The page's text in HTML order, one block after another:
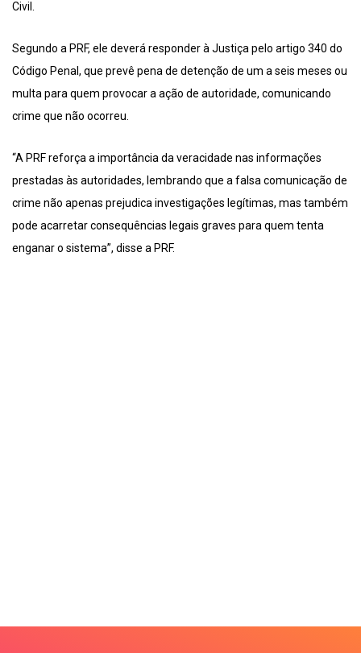
Civil.
Segundo a PRF, ele deverá responder à Justiça pelo artigo 340 do
Código Penal, que prevê pena de detenção de um a seis meses ou
multa para quem provocar a ação de autoridade, comunicando
crime que não ocorreu.
“A PRF reforça a importância da veracidade nas informações
prestadas às autoridades, lembrando que a falsa comunicação de
crime não apenas prejudica investigações legítimas, mas também
pode acarretar consequências legais graves para quem tenta
enganar o sistema”, disse a PRF.